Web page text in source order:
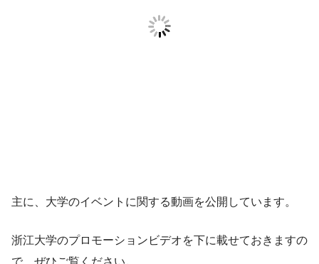
主に、大学のイベントに関する動画を公開しています。
浙江大学のプロモーションビデオを下に載せておきますの
で、ぜひご覧ください。